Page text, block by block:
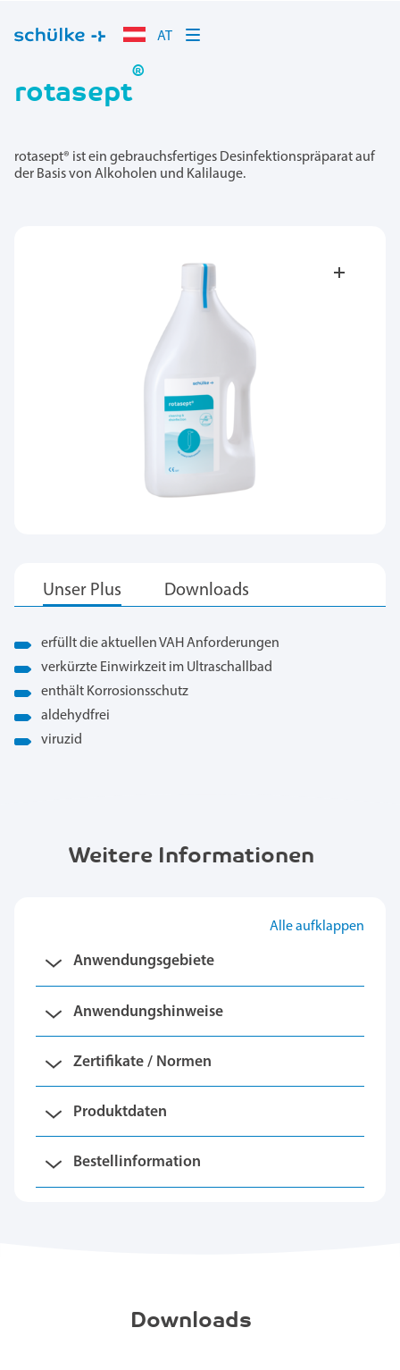
AT
rotasept
®
rotasept® ist ein gebrauchsfertiges Desinfektionspräparat auf
der Basis von Alkoholen und Kalilauge.
erfüllt die aktuellen VAH Anforderungen
verkürzte Einwirkzeit im Ultraschallbad
enthält Korrosionsschutz
aldehydfrei
viruzid
Weitere Informationen
Alle aufklappen
Anwendungsgebiete
Anwendungshinweise
Zertifikate / Normen
Produktdaten
Bestellinformation
Downloads